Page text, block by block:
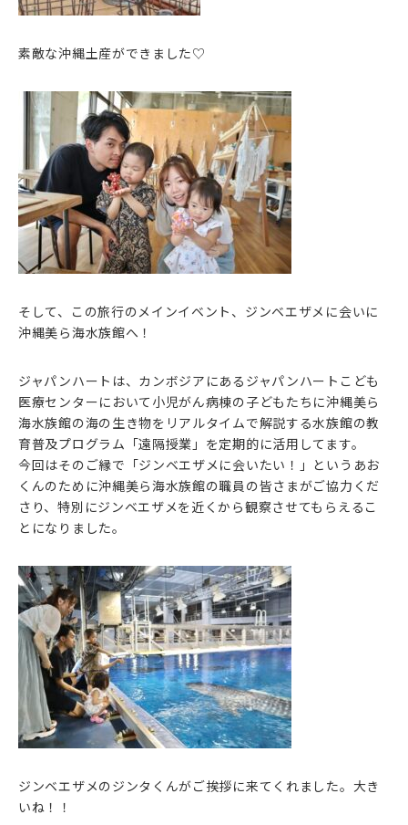
素敵な沖縄土産ができました♡
そして、この旅行のメインイベント、ジンベエザメに会いに
沖縄美ら海水族館へ！
ジャパンハートは、カンボジアにあるジャパンハートこども
医療センターにおいて小児がん病棟の子どもたちに沖縄美ら
海水族館の海の生き物をリアルタイムで解説する水族館の教
育普及プログラム「遠隔授業」を定期的に活用してます。
今回はそのご縁で「ジンベエザメに会いたい！」というあお
くんのために沖縄美ら海水族館の職員の皆さまがご協力くだ
さり、特別にジンベエザメを近くから観察させてもらえるこ
とになりました。
ジンベエザメのジンタくんがご挨拶に来てくれました。大き
いね！！